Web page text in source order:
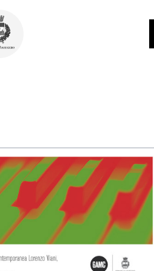
SHOP
LE COLLEZIONI
GLI AUTORI
LORENZO VIANI
MOSTRE
EVENTI
PALAZZO DELLE MUSE